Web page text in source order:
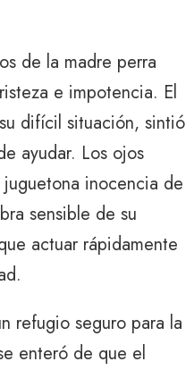
de la madre perra
e impotencia. El
difícil situación, sintió
ayudar. Los ojos
inocencia de
sensible de su
actuar rápidamente
refugio seguro para la
enteró de que el